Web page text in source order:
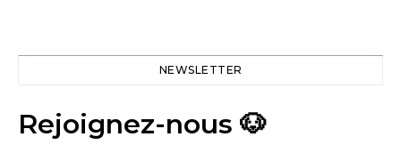
NEWSLETTER
Rejoignez-nous 🐶